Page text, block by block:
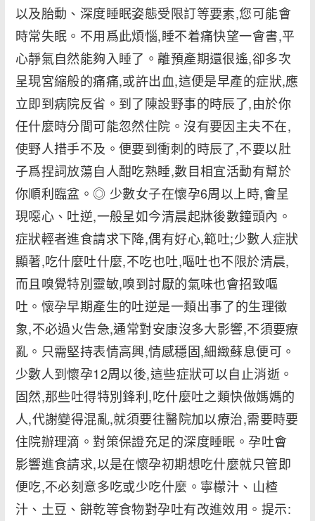
以及胎動、深度睡眠姿態受限訂等要素,您可能會
時常失眠。不用爲此煩惱,睡不着痛快望一會書,平
心靜氣自然能夠入睡了。離預產期還很遙,卻多次
呈現宮縮般的痛痛,或許出血,這便是早產的症狀,應
立即到病院反省。到了陳設野事的時辰了,由於你
任什麼時分間可能忽然住院。沒有要因主夫不在,
使野人措手不及。便要到衝刺的時辰了,不要以肚
子爲捏詞放蕩自人酣吃熟睡,數目相宜活動有幫於
你順利臨盆。◎ 少數女子在懷孕6周以上時,會呈
現噁心、吐逆,一般呈如今清晨起牀後數鐘頭內。
症狀輕者進食請求下降,偶有好心,範吐;少數人症狀
顯著,吃什麼吐什麼,不吃也吐,嘔吐也不限於清晨,
而且嗅覺特別靈敏,嗅到討厭的氣味也會招致嘔
吐。懷孕早期產生的吐逆是一類出事了的生理徵
象,不必過火告急,通常對安康沒多大影響,不須要療
亂。只需堅持表情高興,情感穩固,細緻蘇息便可。
少數人到懷孕12周以後,這些症狀可以自止消逝。
固然,那些吐得特別鋒利,吃什麼吐之類快做媽媽的
人,代謝變得混亂,就須要往醫院加以療治,需要時要
住院辦理滴。對策保證充足的深度睡眠。孕吐會
影響進食請求,以是在懷孕初期想吃什麼就只管即
便吃,不必刻意多吃或少吃什麼。寧檬汁、山楂
汁、土豆、餅乾等食物對孕吐有改進效用。提示: